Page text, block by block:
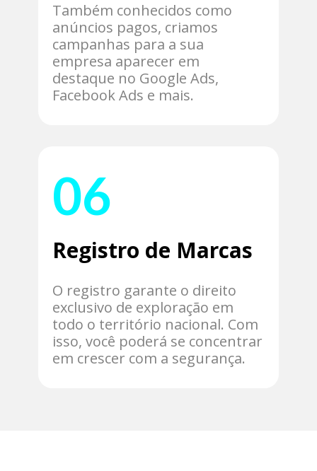
Também conhecidos como
anúncios pagos, criamos
campanhas para a sua
empresa aparecer em
destaque no Google Ads,
Facebook Ads e mais.
06
Registro de Marcas
O registro garante o direito
exclusivo de exploração em
todo o território nacional. Com
isso, você poderá se concentrar
em crescer com a segurança.